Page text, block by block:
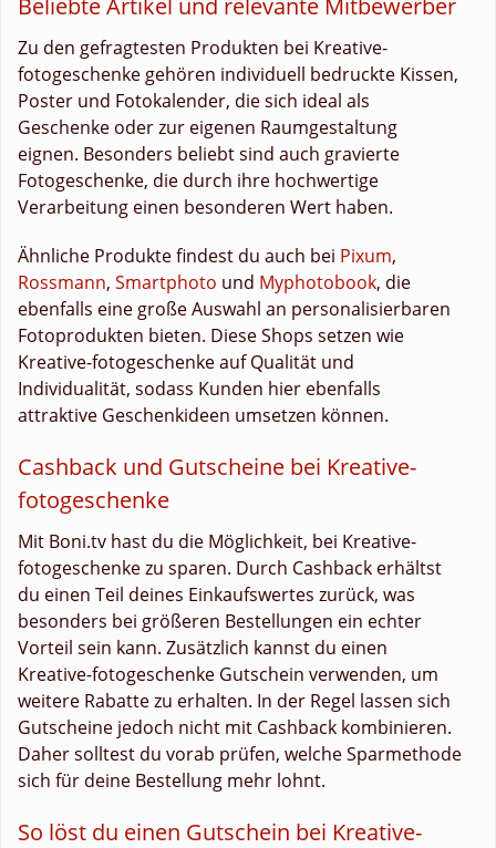
Zu den gefragtesten Produkten bei Kreative-
fotogeschenke gehören individuell bedruckte Kissen,
Poster und Fotokalender, die sich ideal als
Geschenke oder zur eigenen Raumgestaltung
eignen. Besonders beliebt sind auch gravierte
Fotogeschenke, die durch ihre hochwertige
Verarbeitung einen besonderen Wert haben.
Ähnliche Produkte findest du auch bei Pixum,
Rossmann, Smartphoto und Myphotobook, die
ebenfalls eine große Auswahl an personalisierbaren
Fotoprodukten bieten. Diese Shops setzen wie
Kreative-fotogeschenke auf Qualität und
Individualität, sodass Kunden hier ebenfalls
attraktive Geschenkideen umsetzen können.
Cashback und Gutscheine bei Kreative-
fotogeschenke
Mit Boni.tv hast du die Möglichkeit, bei Kreative-
fotogeschenke zu sparen. Durch Cashback erhältst
du einen Teil deines Einkaufswertes zurück, was
besonders bei größeren Bestellungen ein echter
Vorteil sein kann. Zusätzlich kannst du einen
Kreative-fotogeschenke Gutschein verwenden, um
weitere Rabatte zu erhalten. In der Regel lassen sich
Gutscheine jedoch nicht mit Cashback kombinieren.
Daher solltest du vorab prüfen, welche Sparmethode
sich für deine Bestellung mehr lohnt.
So löst du einen Gutschein bei Kreative-